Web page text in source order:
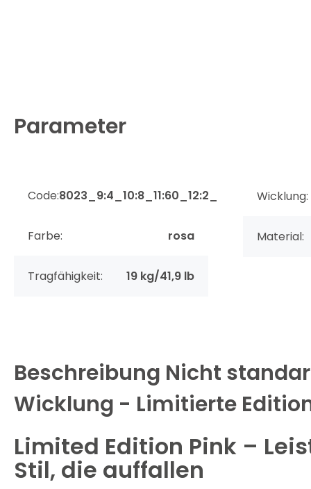
Parameter
Code:8023_9:4_10:8_11:60_12:2_
Farbe: rosa
Tragfähigkeit: 19 kg/41,9 lb
Wicklung:
Material:
Beschreibung Nicht
Wicklung - Limitierte
Limited Edition Pink –
Stil, die auffallen